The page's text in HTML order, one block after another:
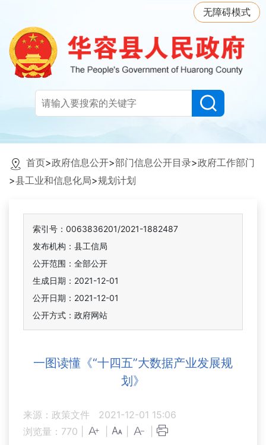
无障碍模式
首页>政府信息公开>部门信息公开目录>政府工作部门
>县工业和信息化局>规划计划
索引号：0063836201/2021-1882487
发布机构：县工信局
公开范围：全部公开
生成日期：2021-12-01
公开日期：2021-12-01
公开方式：政府网站
一图读懂《“十四五”大数据产业发展规
划》
来源：政策文件
2021-12-01 15:06
浏览量： 770